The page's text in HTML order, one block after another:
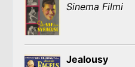
Sinema Filmi
Jealousy